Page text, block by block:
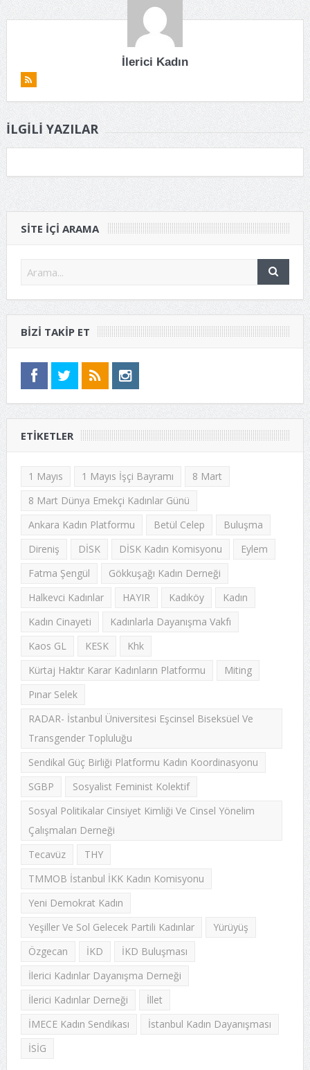
İlerici Kadın
İLGILI YAZILAR
SITE IÇI ARAMA
BIZI TAKIP ET
ETIKETLER
1 Mayıs 1 Mayıs İşçi Bayramı
8 Mart
8 Mart Dünya Emekçi Kadınlar Günü
Ankara Kadın Platformu
Betül Celep
Buluşma
Direniş
DİSK DİSK Kadın Komisyonu
Eylem
Fatma Şengül
Gökkuşağı Kadın Derneği
Halkevci Kadınlar
HAYIR Kadıköy
Kadın
Kadın Cinayeti
Kadınlarla Dayanışma Vakfı
Kaos GL
KESK
Khk
Kürtaj Haktır Karar Kadınların Platformu
Miting
Pınar Selek
RADAR- İstanbul Üniversitesi Eşcinsel Biseksüel Ve
Transgender Topluluğu
Sendikal Güç Birliği Platformu Kadın Koordinasyonu
SGBP
Sosyalist Feminist Kolektif
Sosyal Politikalar Cinsiyet Kimliği Ve Cinsel Yönelim
Çalışmaları Derneği
Tecavüz
THY
TMMOB İstanbul İKK Kadın Komisyonu
Yeni Demokrat Kadın
Yeşiller Ve Sol Gelecek Partili Kadınlar
Yürüyüş
Özgecan
İKD
İKD Buluşması
İlerici Kadınlar Dayanışma Derneği
İlerici Kadınlar Derneği
İllet
İMECE Kadın Sendikası
İstanbul Kadın Dayanışması
İSİG